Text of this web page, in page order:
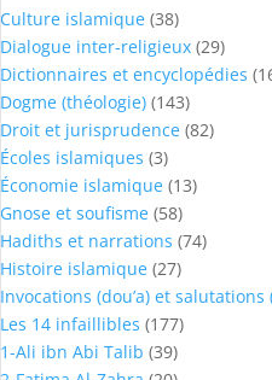
Culture islamique (38)
Dialogue inter-religieux (29)
Dictionnaires et encyclopédies
Dogme (théologie) (143)
Droit et jurisprudence (82)
Écoles islamiques (3)
Économie islamique (13)
Gnose et soufisme (58)
Hadiths et narrations (74)
Histoire islamique (27)
Invocations (dou’a) et salutations
Les 14 infaillibles (177)
1-Ali ibn Abi Talib (39)